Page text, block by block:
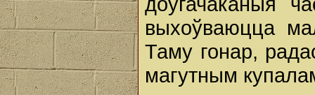
выхоўваюцца
Таму гонар,
магутным